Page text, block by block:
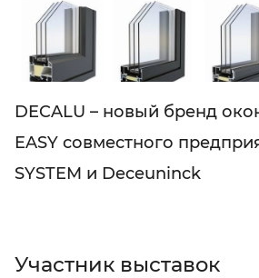
DECALU – новый бренд
EASY совместного
SYSTEM и Deceuninck
Участник выставок